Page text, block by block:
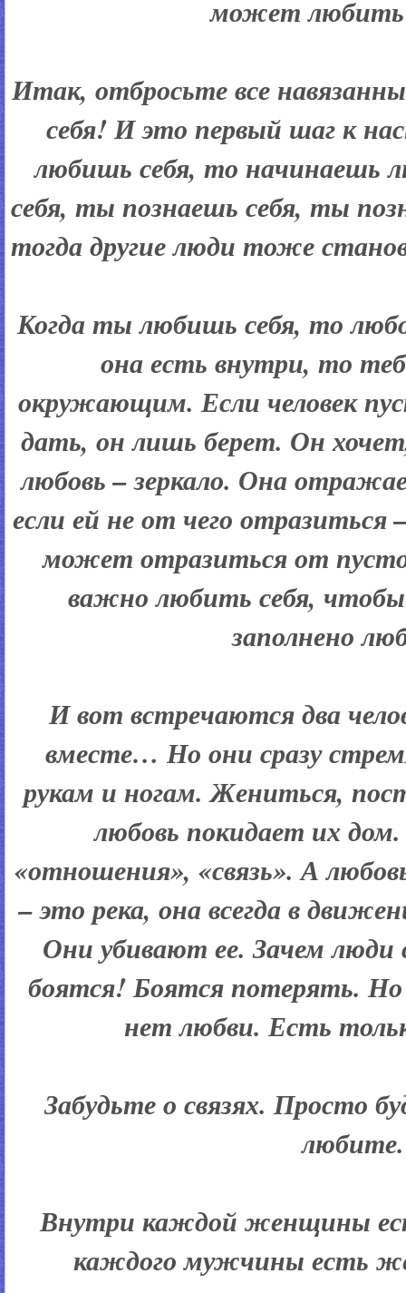
может любить
Итак, отбросьте все
себя! И это первый шаг к
любишь себя, то начинаешь
себя, ты познаешь себя, ты
тогда другие люди тоже
Когда ты любишь себя, то
она есть внутри, то
окружающим. Если человек
дать, он лишь берет. Он
любовь – зеркало. Она
если ей не от чего
может отразиться от
важно любить себя,
заполнено
И вот встречаются два
вместе… Но они сразу
рукам и ногам. Жениться,
любовь покидает их
«отношения», «связь». А
– это река, она всегда в
Они убивают ее. Зачем люди
боятся! Боятся потерять.
нет любви. Есть
Забудьте о связях. Просто
любите.
Внутри каждой женщины
каждого мужчины есть